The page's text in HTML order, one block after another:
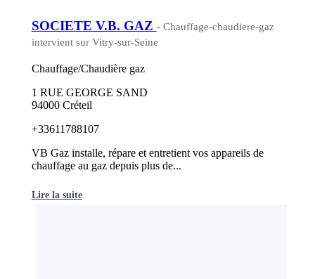
SOCIETE V.B. GAZ - Chauffage-chaudiere-gaz
intervient sur Vitry-sur-Seine
Chauffage/Chaudière gaz
1 RUE GEORGE SAND
94000 Créteil
+33611788107
VB Gaz installe, répare et entretient vos appareils de
chauffage au gaz depuis plus de...
Lire la suite